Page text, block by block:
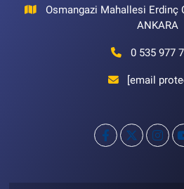
Osmangazi Mahallesi Erdinç
ANKARA
0 535 977
[email